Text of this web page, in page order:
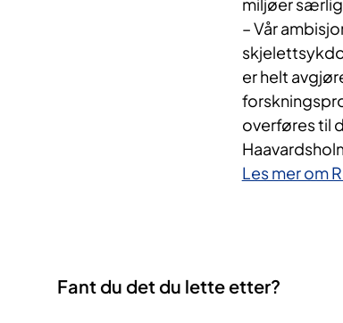
– Vår
er helt
overføres til
Les mer om
Fant du det du lette etter?